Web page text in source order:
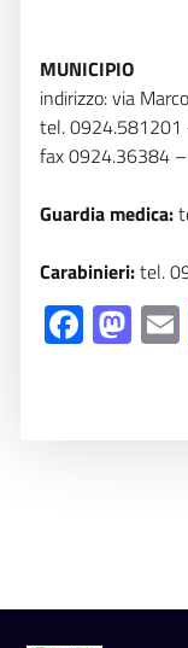
MUNICIPIO
indirizzo: via
tel.
fax 0924.36384
Guardia medica:
Carabinieri:tel.